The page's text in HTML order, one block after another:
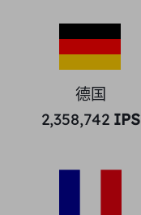
德国
2,358,742 IPS